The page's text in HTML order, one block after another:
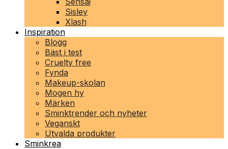
Sisley
Xlash
Inspiration
Blogg
Bäst i test
Cruelty free
Fynda
Makeup-skolan
Mogen hy
Märken
Sminktrender och nyheter
Veganskt
Utvalda produkter
Sminkrea